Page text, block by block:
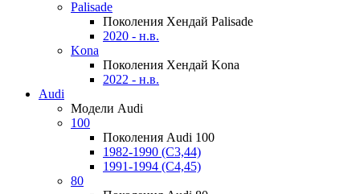
Palisade
Поколения Хендай Palisade
2020 - н.в.
Kona
Поколения Хендай Kona
2022 - н.в.
Audi
Модели Audi
100
Поколения Audi 100
1982-1990 (С3,44)
1991-1994 (С4,45)
80